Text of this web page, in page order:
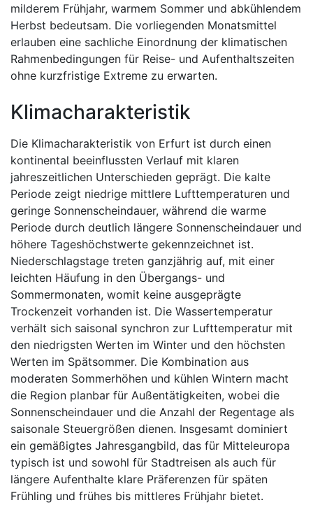
milderem Frühjahr, warmem Sommer und abkühlendem
Herbst bedeutsam. Die vorliegenden Monatsmittel
erlauben eine sachliche Einordnung der klimatischen
Rahmenbedingungen für Reise- und Aufenthaltszeiten
ohne kurzfristige Extreme zu erwarten.
Klimacharakteristik
Die Klimacharakteristik von Erfurt ist durch einen
kontinental beeinflussten Verlauf mit klaren
jahreszeitlichen Unterschieden geprägt. Die kalte
Periode zeigt niedrige mittlere Lufttemperaturen und
geringe Sonnenscheindauer, während die warme
Periode durch deutlich längere Sonnenscheindauer und
höhere Tageshöchstwerte gekennzeichnet ist.
Niederschlagstage treten ganzjährig auf, mit einer
leichten Häufung in den Übergangs- und
Sommermonaten, womit keine ausgeprägte
Trockenzeit vorhanden ist. Die Wassertemperatur
verhält sich saisonal synchron zur Lufttemperatur mit
den niedrigsten Werten im Winter und den höchsten
Werten im Spätsommer. Die Kombination aus
moderaten Sommerhöhen und kühlen Wintern macht
die Region planbar für Außentätigkeiten, wobei die
Sonnenscheindauer und die Anzahl der Regentage als
saisonale Steuergrößen dienen. Insgesamt dominiert
ein gemäßigtes Jahresgangbild, das für Mitteleuropa
typisch ist und sowohl für Stadtreisen als auch für
längere Aufenthalte klare Präferenzen für späten
Frühling und frühes bis mittleres Frühjahr bietet.